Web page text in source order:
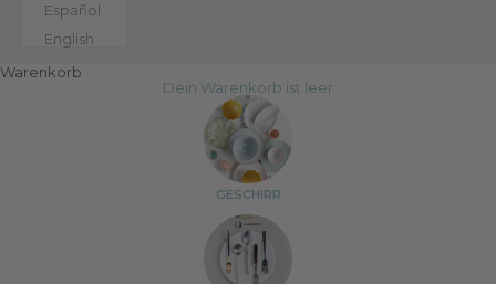
Español
English
Warenkorb
Dein Warenkorb ist leer
GESCHIRR